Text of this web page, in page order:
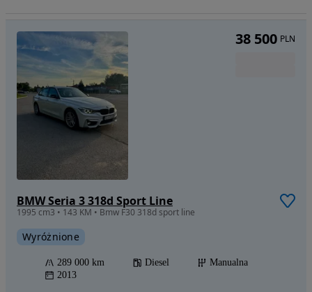
BMW Seria 3 318d Sport Line
1995 cm3 • 143 KM • Bmw F30 318d sport line
Wyróżnione
289 000 km Diesel
Manualna
2013
38 500 PLN